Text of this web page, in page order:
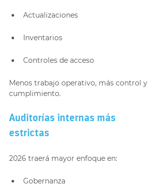
Actualizaciones
Inventarios
Controles de acceso
Menos trabajo operativo, más control y
cumplimiento.
Auditorías internas más
estrictas
2026 traerá mayor enfoque en:
Gobernanza